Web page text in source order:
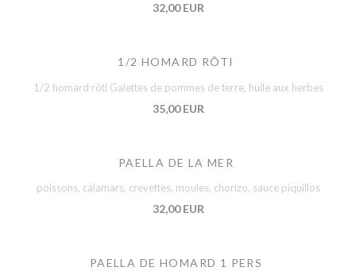
32,00 EUR
1/2 HOMARD RÔTI
1/2 homard rôti Galettes de pommes de terre, huile aux herbes
35,00 EUR
PAELLA DE LA MER
poissons, calamars, crevettes, moules, chorizo, sauce piquillos
32,00 EUR
PAELLA DE HOMARD 1 PERS